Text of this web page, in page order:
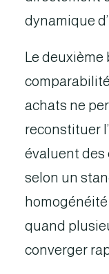
dynamique
Le deuxième
achats ne
reconstituer
évaluent
selon un
quand
converger